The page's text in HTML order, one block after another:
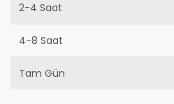
2-4 Saat
4-8 Saat
Tam Gün